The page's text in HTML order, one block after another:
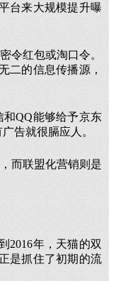
台来大规模提升曝
令红包或淘口令。
二的信息传播源，
和QQ能够给予京东
告就很膈应人。
而联盟化营销则是
2016年，天猫的双
是抓住了初期的流